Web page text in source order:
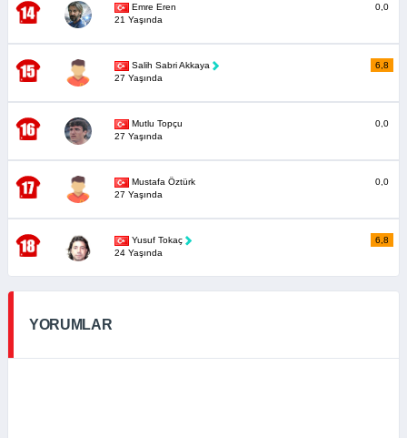
Emre Eren
21 Yaşında
0,0
Salih Sabri Akkaya
27 Yaşında
6,8
Mutlu Topçu
27 Yaşında
0,0
Mustafa Öztürk
27 Yaşında
0,0
Yusuf Tokaç
24 Yaşında
6,8
YORUMLAR